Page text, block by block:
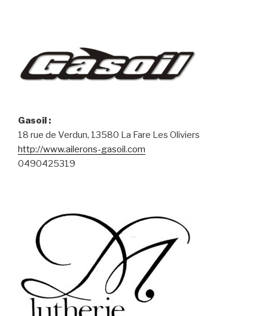
Gasoil :
18 rue de Verdun, 13580 La Fare Les Oliviers
http://www.ailerons-gasoil.com
0490425319